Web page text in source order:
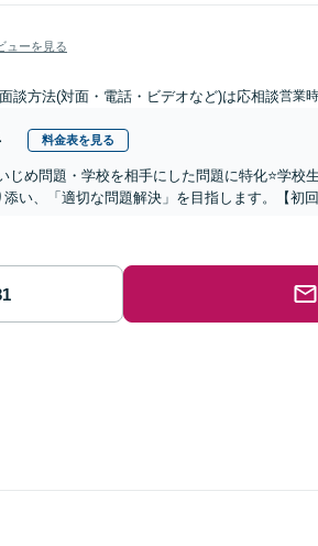
ューを見る
面談方法(対面・電話・ビデオなど)は応相談営業
料金表を見る
じめ問題・学校を相手にした問題に特化⭐️学
い、「適切な問題解決」を目指します。【初回